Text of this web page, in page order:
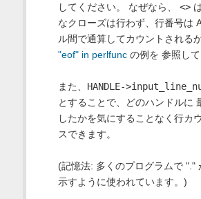
してください。 なぜなら、 <>
なクローズは行わず、行番号は
ル間で通算してカウントされる
"eof" in perlfuncの例を 参照して
また、 HANDLE-
とすることで、どのハンドルに
したかを気にすることなく行カ
スできます。
(記憶法: 多くのプログラムで "."
示すように使われています。)